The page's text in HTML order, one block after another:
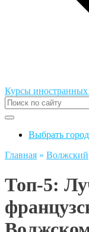
Курсы
Выбрать город
Главная » Волжский
Топ-5: